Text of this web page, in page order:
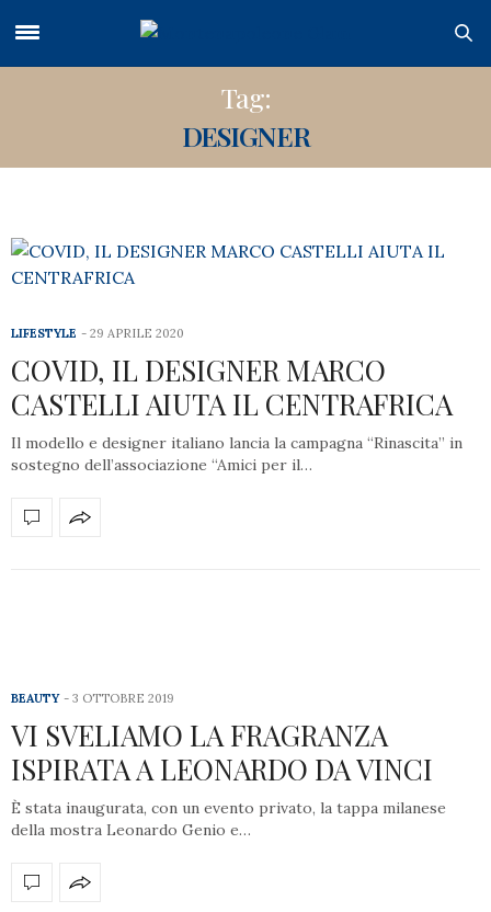
Tag:
DESIGNER
LIFESTYLE 29 APRILE 2020
COVID, IL DESIGNER MARCO
CASTELLI AIUTA IL CENTRAFRICA
Il modello e designer italiano lancia la campagna “Rinascita” in
sostegno dell’associazione “Amici per il…
BEAUTY 3 OTTOBRE 2019
VI SVELIAMO LA FRAGRANZA
ISPIRATA A LEONARDO DA VINCI
È stata inaugurata, con un evento privato, la tappa milanese
della mostra Leonardo Genio e…